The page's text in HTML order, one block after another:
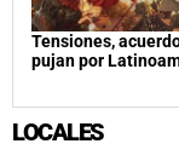
Tensiones,
pujan por
LOCALES